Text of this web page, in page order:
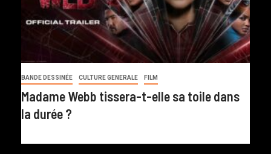
BANDE DESSINÉE CULTURE GENERALE FILM
Madame Webb tissera-t-elle sa toile dans
la durée ?